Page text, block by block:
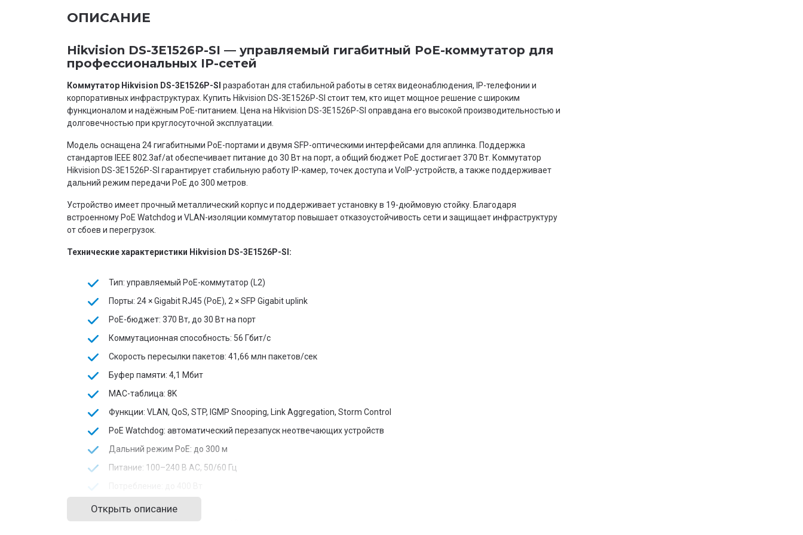
ОПИСАНИЕ
Hikvision DS-3E1526P-SI — управляемый гигабитный PoE-коммутатор для
профессиональных IP-сетей
Коммутатор Hikvision DS-3E1526P-SI разработан для стабильной работы в сетях видеонаблюдения, IP-телефонии и
корпоративных инфраструктурах. Купить Hikvision DS-3E1526P-SI стоит тем, кто ищет мощное решение с широким
функционалом и надёжным PoE-питанием. Цена на Hikvision DS-3E1526P-SI оправдана его высокой производительностью и
долговечностью при круглосуточной эксплуатации.
Модель оснащена 24 гигабитными PoE-портами и двумя SFP-оптическими интерфейсами для аплинка. Поддержка
стандартов IEEE 802.3af/at обеспечивает питание до 30 Вт на порт, а общий бюджет PoE достигает 370 Вт. Коммутатор
Hikvision DS-3E1526P-SI гарантирует стабильную работу IP-камер, точек доступа и VoIP-устройств, а также поддерживает
дальний режим передачи PoE до 300 метров.
Устройство имеет прочный металлический корпус и поддерживает установку в 19-дюймовую стойку. Благодаря
встроенному PoE Watchdog и VLAN-изоляции коммутатор повышает отказоустойчивость сети и защищает инфраструктуру
от сбоев и перегрузок.
Технические характеристики Hikvision DS-3E1526P-SI:
Тип: управляемый PoE-коммутатор (L2)
Порты: 24 × Gigabit RJ45 (PoE), 2 × SFP Gigabit uplink
PoE-бюджет: 370 Вт, до 30 Вт на порт
Коммутационная способность: 56 Гбит/с
Скорость пересылки пакетов: 41,66 млн пакетов/сек
Буфер памяти: 4,1 Мбит
MAC-таблица: 8K
Функции: VLAN, QoS, STP, IGMP Snooping, Link Aggregation, Storm Control
PoE Watchdog: автоматический перезапуск неотвечающих устройств
Дальний режим PoE: до 300 м
Питание: 100–240 В AC, 50/60 Гц
Корпус: металл, форм-фактор 19” стойка
Открыть описание